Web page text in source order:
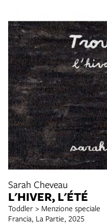
Sarah Cheveau
L'HIVER, L'ÉTÉ
Toddler > Menzione speciale
Francia, La Partie, 2025